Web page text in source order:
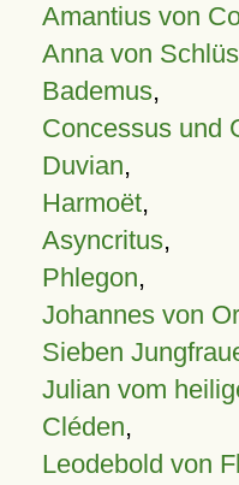
Amantius von
Anna von
Bademus,
Concessus und
Duvian,
Harmoët,
Asyncritus,
Phlegon,
Johannes von
Sieben
Julian vom
Cléden,
Leodebold von